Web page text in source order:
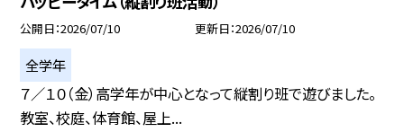
公開日 2026/07/10 更新日 2026/07/10
全学年
７／１０（金）高学年が中心となって縦割り班で遊びました。
教室、校庭、体育館、屋上...